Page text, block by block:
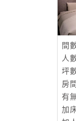
間
人
坪
房
有
加